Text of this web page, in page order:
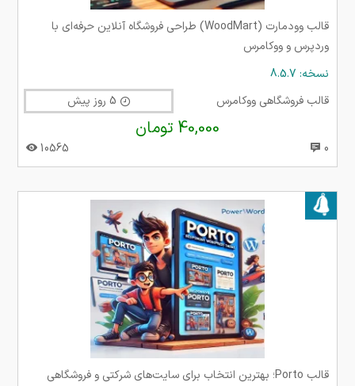
قالب وودمارت (WoodMart) طراحی فروشگاه آنلاین حرفه‌ای با
وردپرس و ووکامرس
نسخه: 8.5.7
قالب فروشگاهی ووکامرس
40,000 تومان
0
10565
بروز شده در ۳۰ بهمن ۱۴۰۴
قالب Porto؛ بهترین انتخاب برای سایت‌های شرکتی و فروشگاهی